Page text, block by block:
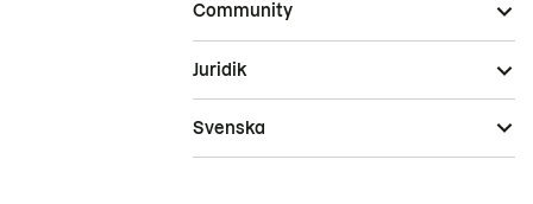
Community
Juridik
Svenska